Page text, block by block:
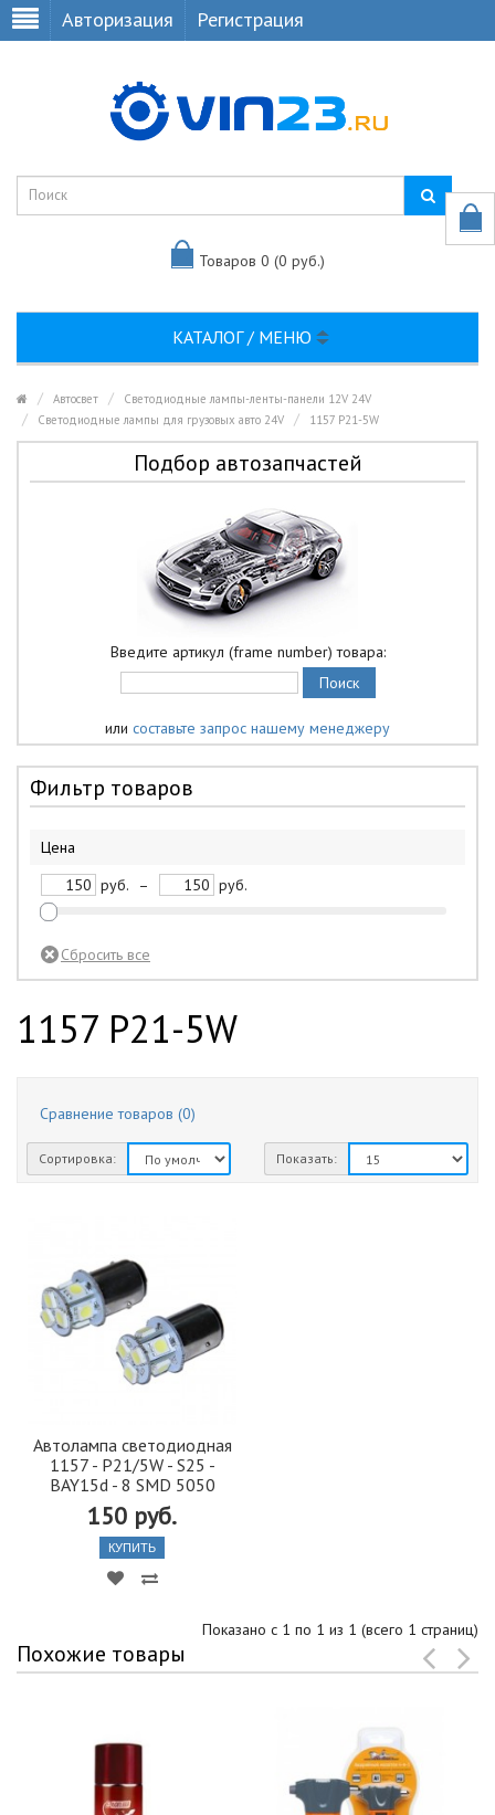
Авторизация Регистрация
Товаров 0 (0 руб.)
КАТАЛОГ / МЕНЮ
Автосвет
Светодиодные лампы-ленты-панели 12V 24V
Светодиодные лампы для грузовых авто 24V
1157 P21-5W
Подбор автозапчастей
Введите артикул (frame number) товара:
или составьте запрос нашему менеджеру
Фильтр товаров
Цена
руб.
– руб.
1157 P21-5W
Сравнение товаров (0)
Сортировка: Показать:
Автолампа светодиодная
1157 - P21/5W - S25 -
BAY15d - 8 SMD 5050
150 руб.
КУПИТЬ
Показано с 1 по 1 из 1 (всего 1 страниц)
Похожие товары